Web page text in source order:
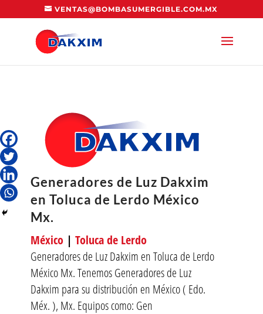
VENTAS@BOMBASUMERGIBLE.COM.MX
Generadores de Luz Dakxim
en Toluca de Lerdo México
Mx.
México| Toluca de Lerdo
Generadores de Luz Dakxim en Toluca de Lerdo
México Mx. Tenemos Generadores de Luz
Dakxim para su distribución en México ( Edo.
Méx. ), Mx. Equipos como: Gen